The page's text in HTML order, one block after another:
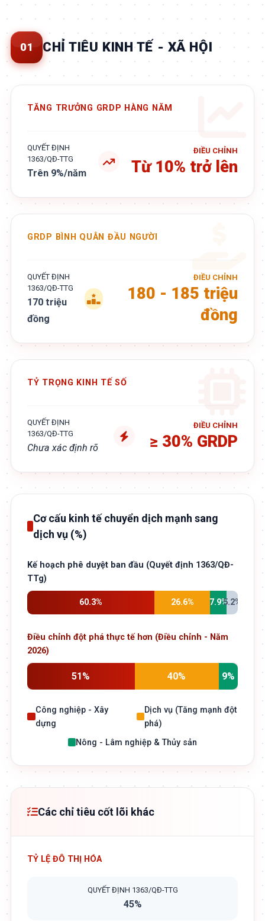
01 CHỈ TIÊU KINH TẾ - XÃ HỘI
TĂNG TRƯỞNG GRDP HÀNG NĂM
QUYẾT ĐỊNH
1363/QĐ-TTG
Trên 9%/năm
ĐIỀU CHỈNH
Từ 10% trở lên
GRDP BÌNH QUÂN ĐẦU NGƯỜI
QUYẾT ĐỊNH
1363/QĐ-TTG
170 triệu
đồng
ĐIỀU CHỈNH
180 - 185 triệu
đồng
TỶ TRỌNG KINH TẾ SỐ
QUYẾT ĐỊNH
1363/QĐ-TTG
Chưa xác định rõ
ĐIỀU CHỈNH
≥ 30% GRDP
Cơ cấu kinh tế chuyển dịch mạnh sang
dịch vụ (%)
Kế hoạch phê duyệt ban đầu (Quyết định 1363/QĐ-
TTg)
60.3% 26.6% 7.9%5.2%
Điều chỉnh đột phá thực tế hơn (Điều chỉnh - Năm
2026)
51% 40% 9%
Công nghiệp - Xây
dựng
Dịch vụ (Tăng mạnh đột
phá)
Nông - Lâm nghiệp & Thủy sản
Các chỉ tiêu cốt lõi khác
TỶ LỆ ĐÔ THỊ HÓA
QUYẾT ĐỊNH 1363/QĐ-TTG
45%